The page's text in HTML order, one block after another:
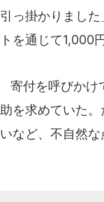
引っ掛かりまし
トを通じて1,000
寄付を呼びかけ
助を求めていた
いなど、不自然な